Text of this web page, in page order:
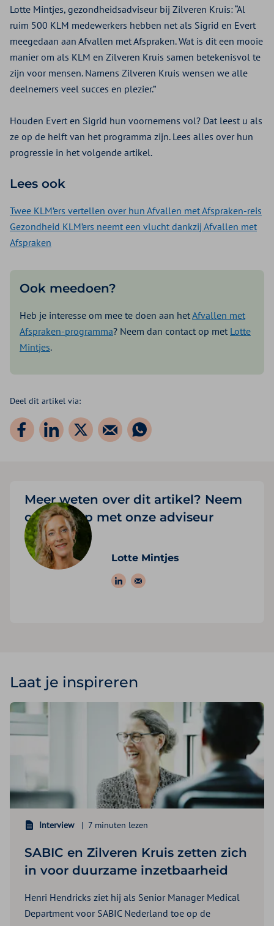
Lotte Mintjes, gezondheidsadviseur bij Zilveren Kruis: “Al
ruim 500 KLM medewerkers hebben net als Sigrid en Evert
meegedaan aan Afvallen met Afspraken. Wat is dit een mooie
manier om als KLM en Zilveren Kruis samen betekenisvol te
zijn voor mensen. Namens Zilveren Kruis wensen we alle
deelnemers veel succes en plezier.”
Houden Evert en Sigrid hun voornemens vol? Dat leest u als
ze op de helft van het programma zijn. Lees alles over hun
progressie in het volgende artikel.
Lees ook
Twee KLM’ers vertellen over hun Afvallen met Afspraken-reis
Gezondheid KLM’ers neemt een vlucht dankzij Afvallen met
Afspraken
Ook meedoen?
Heb je interesse om mee te doen aan hetAfvallen met
Afspraken-programma? Neem dan contact op met Lotte
Mintjes.
Deel dit artikel via:
Meer weten over dit artikel? Neem
contact op met onze adviseur
Lotte Mintjes
Volg ons op: LinkedIn
Stuur een e-mail
Laat je inspireren
Interview 7 minuten lezen
SABIC en Zilveren Kruis zetten zich
in voor duurzame inzetbaarheid
Henri Hendricks ziet hij als Senior Manager Medical
Department voor SABIC Nederland toe op de